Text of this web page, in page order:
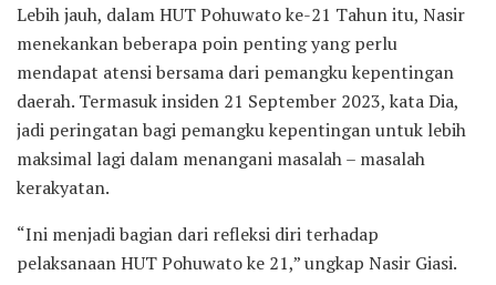
Lebih jauh, dalam HUT Pohuwato ke-21 Tahun itu, Nasir
menekankan beberapa poin penting yang perlu
mendapat atensi bersama dari pemangku kepentingan
daerah. Termasuk insiden 21 September 2023, kata Dia,
jadi peringatan bagi pemangku kepentingan untuk lebih
maksimal lagi dalam menangani masalah – masalah
kerakyatan.
“Ini menjadi bagian dari refleksi diri terhadap
pelaksanaan HUT Pohuwato ke 21,” ungkap Nasir Giasi.